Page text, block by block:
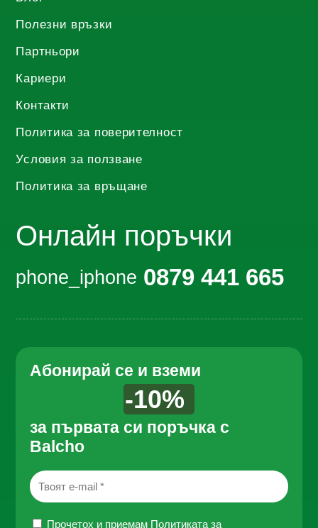
Полезни връзки
Партньори
Кариери
Контакти
Политика за поверителност
Условия за ползване
Политика за връщане
Онлайн поръчки
phone_iphone 0879 441 665
Абонирай се и вземи
-10%
за първата си поръчка с
Balcho
Прочетох и приемам Политиката за